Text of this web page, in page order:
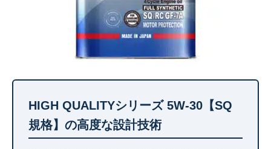
HIGH QUALITYシリーズ 5W-30【SQ
規格】の高度な設計技術